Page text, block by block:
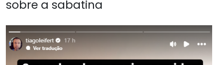
sobre a sabatina